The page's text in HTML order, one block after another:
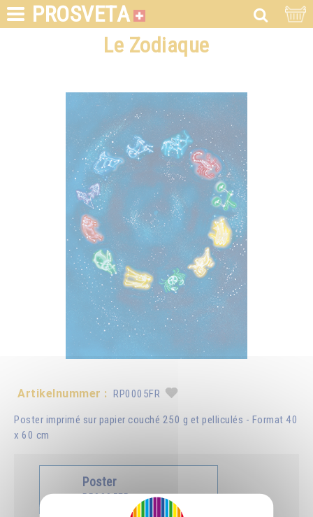
PROSVETA
Le Zodiaque
Artikelnummer : RP0005FR
Poster imprimé sur papier couché 250 g et pelliculés - Format 40
x 60 cm
Poster
RP0005FR